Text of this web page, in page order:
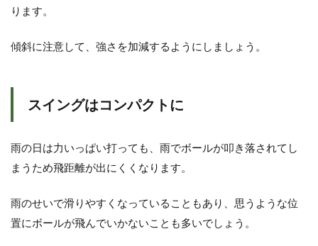
ります。
傾斜に注意して、強さを加減するようにしましょう。
スイングはコンパクトに
雨の日は力いっぱい打っても、雨でボールが叩き落されてし
まうため飛距離が出にくくなります。
雨のせいで滑りやすくなっていることもあり、思うような位
置にボールが飛んでいかないことも多いでしょう。